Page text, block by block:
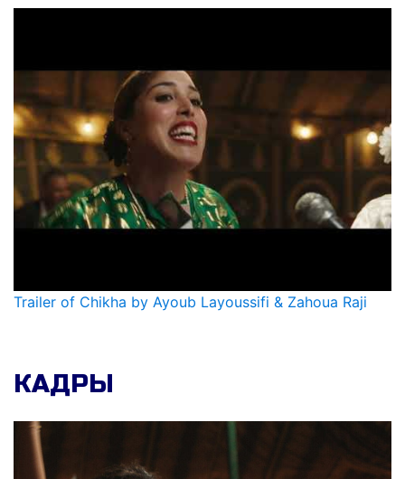
Trailer of Chikha by Ayoub Layoussifi & Zahoua Raji
КАДРЫ